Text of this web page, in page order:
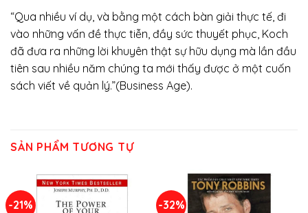
“Qua nhiều ví dụ, và bằng một cách bàn giải thực tế, đi
vào những vấn đề thực tiễn, đầy sức thuyết phục, Koch
đã đưa ra những lời khuyên thật sự hữu dụng mà lần đầu
tiên sau nhiều năm chúng ta mới thấy được ở một cuốn
sách viết về quản lý.”(Business Age).
SẢN PHẨM TƯƠNG TỰ
-21% -32%